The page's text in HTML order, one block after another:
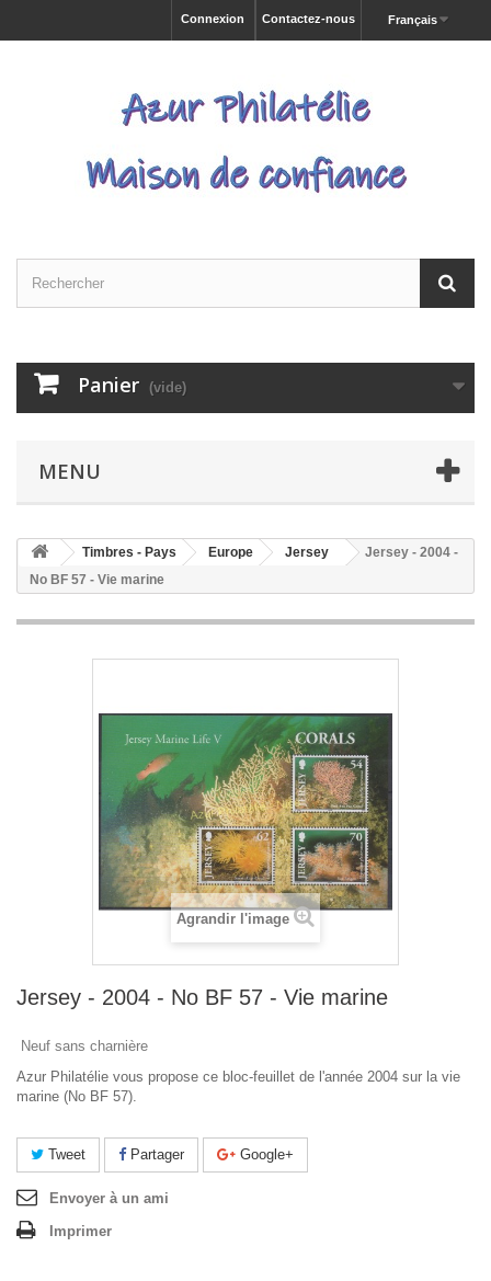
Français
Contactez-nous
Connexion
Panier (vide)
MENU
Timbres - Pays Europe Jersey
Jersey - 2004 -
No BF 57 - Vie marine
Agrandir l'image
Jersey - 2004 - No BF 57 - Vie marine
Neuf sans charnière
Azur Philatélie vous propose ce bloc-feuillet de l'année 2004 sur la vie
marine (No BF 57).
Tweet Partager Google+
Envoyer à un ami
Imprimer